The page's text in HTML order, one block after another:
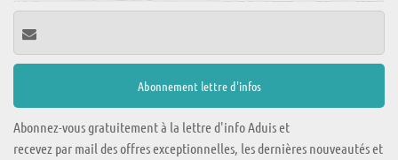
Abonnez-vous gratuitement à la lettre d'info Aduis et
recevez par mail des offres exceptionnelles, les dernières nouveautés et